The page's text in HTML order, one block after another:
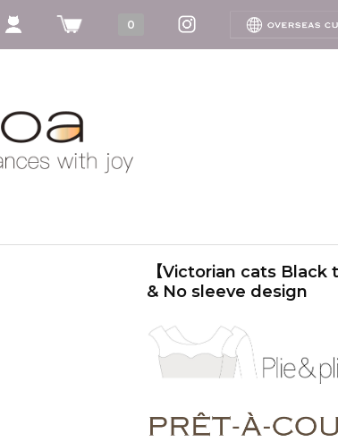
0
【Victorian cats Black
& No sleeve design